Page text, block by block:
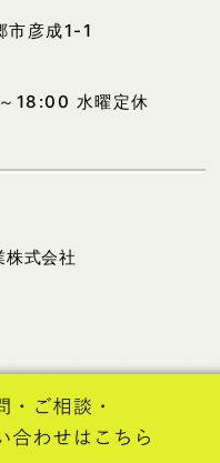
彦成1-1
18:00 水曜定休
式会社